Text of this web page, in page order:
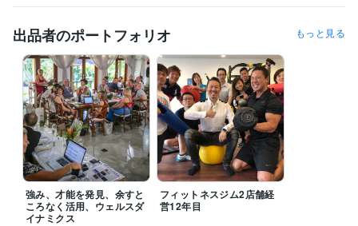
ウェルスダイナミクスコンサルタント 取得年 : 2017年
ウェルスダイナミクストレーナー（資格発行者）
ウェルスダイナミクスアンバサダー（日本に6人） 取得年 : 2020年
得意分野
ビジネス代行・事務代行 独立起業 副業、複業 ビジネスの強み、才
能診断 独立から起業までの伴走
独立起業 副業 複業 自己分析 強み 才能 キャリア
仕事
働きがい
生きがい
学習指導・資格・キャリア相談 転職、適職 コーチ、カウンセラー起
業 ビジネスの強み、才能診断 キャリア、転職に関する壁打ち相手に
転職 適職 自己分析 強み 才能 キャリア 仕事 相談
生きがい
出品者のポートフォリオ もっと見る
強み、才能を発見、余すと
ころなく活用、ウェルスダ
イナミクス
フィットネスジム2店舗経
営12年目